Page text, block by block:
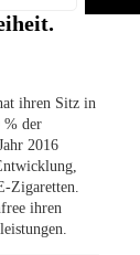
ihren Sitz in
% der
2016
Zigaretten.
ihren